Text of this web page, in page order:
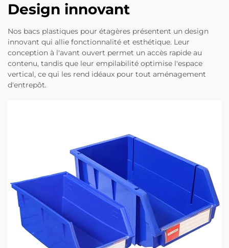
Design innovant
Nos bacs plastiques pour étagères présentent un design
innovant qui allie fonctionnalité et esthétique. Leur
conception à l'avant ouvert permet un accès rapide au
contenu, tandis que leur empilabilité optimise l'espace
vertical, ce qui les rend idéaux pour tout aménagement
d'entrepôt.